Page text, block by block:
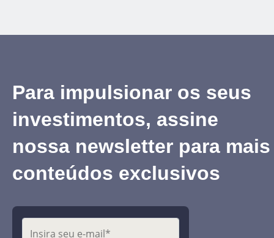
Para impulsionar os seus
investimentos, assine
nossa newsletter para mais
conteúdos exclusivos